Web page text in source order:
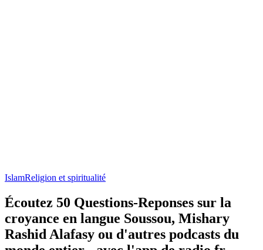
IslamReligion et spiritualité
Écoutez 50 Questions-Reponses sur la
croyance en langue Soussou, Mishary
Rashid Alafasy ou d'autres podcasts du